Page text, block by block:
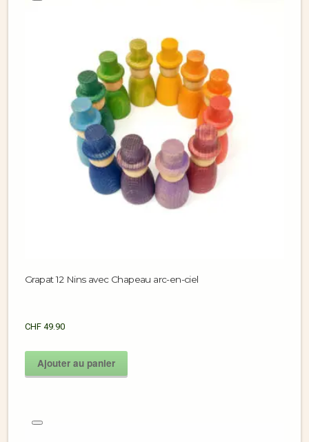
Grapat 12 Nins avec Chapeau arc-en-ciel
CHF 49.90
Ajouter au panier